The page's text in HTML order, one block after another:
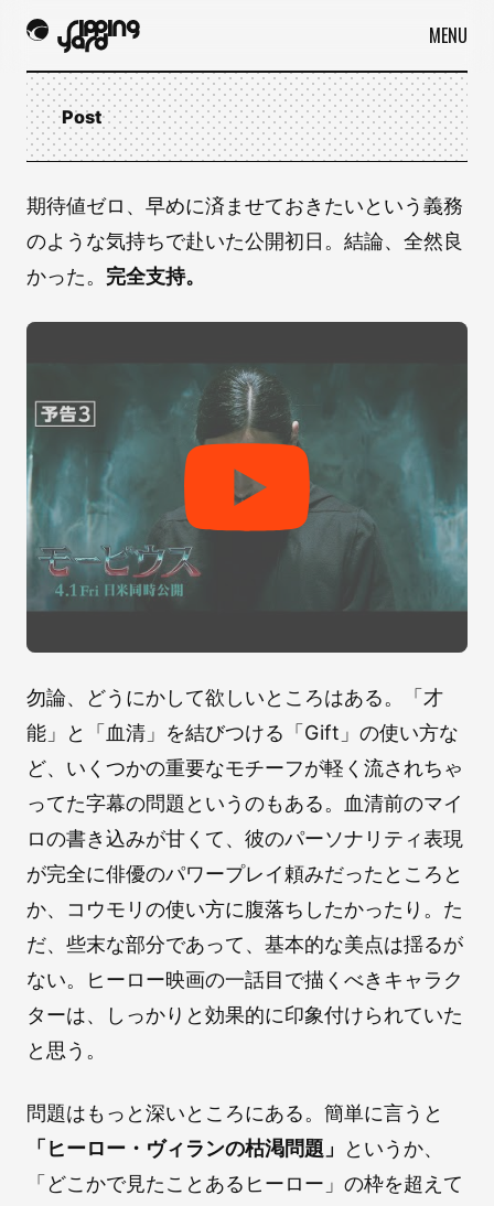
MENU
Post
期待値ゼロ、早めに済ませておきたいという義務
のような気持ちで赴いた公開初日。結論、全然良
かった。 完全支持。
勿論、どうにかして欲しいところはある。「才
能」と「血清」を結びつける「Gift」の使い方な
ど、いくつかの重要なモチーフが軽く流されちゃ
ってた字幕の問題というのもある。血清前のマイ
ロの書き込みが甘くて、彼のパーソナリティ表現
が完全に俳優のパワープレイ頼みだったところと
か、コウモリの使い方に腹落ちしたかったり。た
だ、些末な部分であって、基本的な美点は揺るが
ない。ヒーロー映画の一話目で描くべきキャラク
ターは、しっかりと効果的に印象付けられていた
と思う。
問題はもっと深いところにある。簡単に言うと
「ヒーロー・ヴィランの枯渇問題」
というか、
「どこかで見たことあるヒーロー」の枠を超えて